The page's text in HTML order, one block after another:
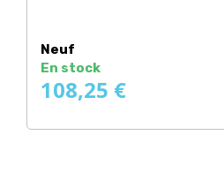
Neuf
En stock
108,25 €